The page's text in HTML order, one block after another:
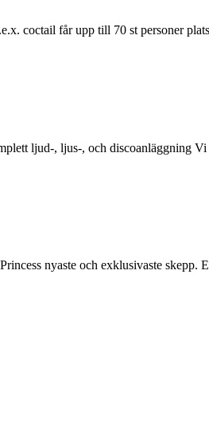
coctail får upp till 70 st personer
ljud-, ljus-, och discoanläggning
nyaste och exklusivaste skepp.